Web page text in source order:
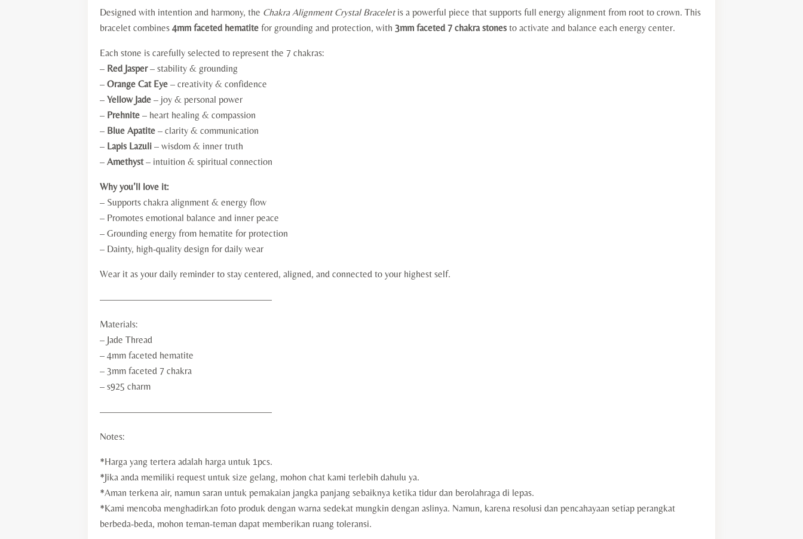
Designed with intention and harmony, the Chakra Alignment Crystal Braceletis a powerful piece that supports full energy alignment from root to crown. This
bracelet combines 4mm faceted hematite for grounding and protection, with 3mm faceted 7 chakra stones to activate and balance each energy center.
Each stone is carefully selected to represent the 7 chakras:
– Red Jasper– stability & grounding
– Orange Cat Eye – creativity & confidence
– Yellow Jade – joy & personal power
– Prehnite – heart healing & compassion
– Blue Apatite – clarity & communication
– Lapis Lazuli – wisdom & inner truth
– Amethyst– intuition & spiritual connection
Why you’ll love it:
– Supports chakra alignment & energy flow
– Promotes emotional balance and inner peace
– Grounding energy from hematite for protection
– Dainty, high-quality design for daily wear
Wear it as your daily reminder to stay centered, aligned, and connected to your highest self.
——————————————————
Materials:
– Jade Thread
– 4mm faceted hematite
– 3mm faceted 7 chakra
– s925 charm
——————————————————
Notes:
*Harga yang tertera adalah harga untuk 1pcs.
*Jika anda memiliki request untuk size gelang, mohon chat kami terlebih dahulu ya.
*Aman terkena air, namun saran untuk pemakaian jangka panjang sebaiknya ketika tidur dan berolahraga di lepas.
*Kami mencoba menghadirkan foto produk dengan warna sedekat mungkin dengan aslinya. Namun, karena resolusi dan pencahayaan setiap perangkat
berbeda-beda, mohon teman-teman dapat memberikan ruang toleransi.